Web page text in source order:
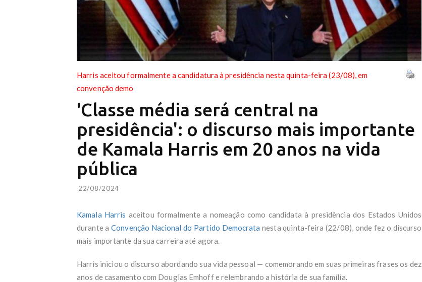
Harris aceitou formalmente a candidatura à presidência nesta quinta-feira (23/08), em
convenção demo
'Classe média será central na
presidência': o discurso mais importante
de Kamala Harris em 20 anos na vida
pública
22/08/2024
Kamala Harris aceitou formalmente a nomeação como candidata à presidência dos Estados Unidos
durante aConvenção Nacional do Partido Democrata nesta quinta-feira (22/08), onde fez o discurso
mais importante da sua carreira até agora.
Harris iniciou o discurso abordando sua vida pessoal — comemorando em suas primeiras frases os dez
anos de casamento com Douglas Emhoff e relembrando a história de sua família.